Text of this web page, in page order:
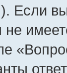
Если